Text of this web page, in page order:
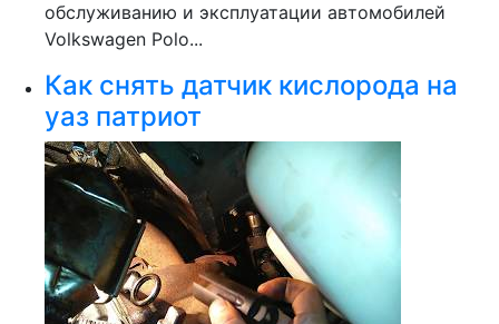
обслуживанию и эксплуатации автомобилей
Volkswagen Polo...
Как снять датчик кислорода на
уаз патриот